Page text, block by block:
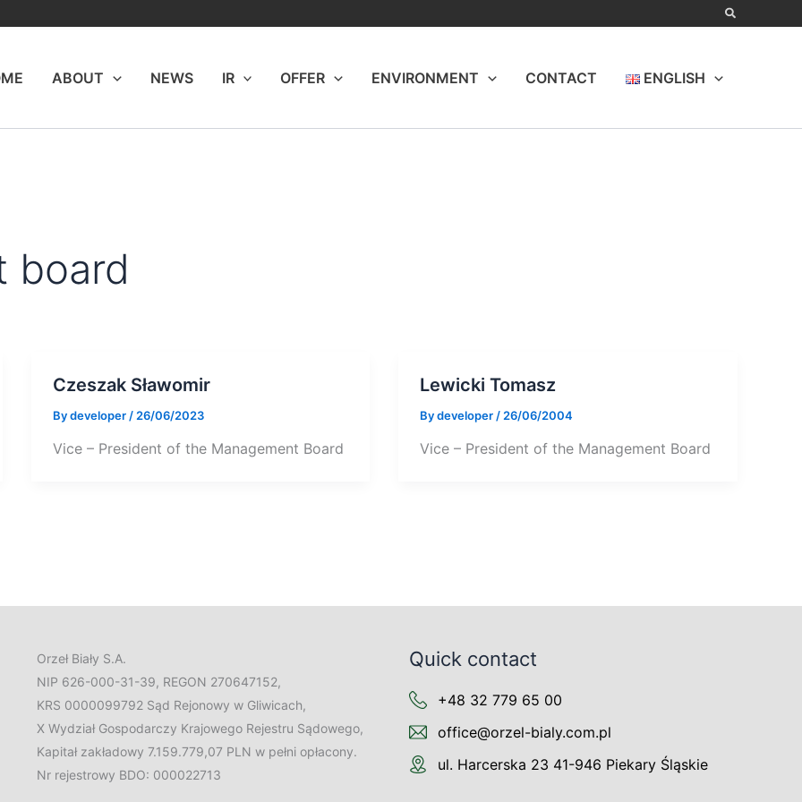
ABOUT NEWS IR OFFER ENVIRONMENT CONTACT ENGLISH
board
Czeszak Sławomir
Bydeveloper / 26/06/2023
Vice – President of the Management Board
Lewicki Tomasz
Bydeveloper / 26/06/2004
Vice – President of the Management Board
Orzeł Biały S.A.
NIP 626-000-31-39, REGON 270647152,
KRS 0000099792 Sąd Rejonowy w Gliwicach,
X Wydział Gospodarczy Krajowego Rejestru Sądowego,
Kapitał zakładowy 7.159.779,07 PLN w pełni opłacony.
Nr rejestrowy BDO: 000022713
Quick contact
+48 32 779 65 00
office@orzel-bialy.com.pl
ul. Harcerska 23 41-946 Piekary Śląskie